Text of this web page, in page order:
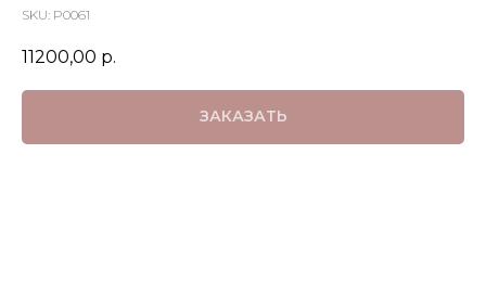
SKU: P0061
11200,00 р.
ЗАКАЗАТЬ